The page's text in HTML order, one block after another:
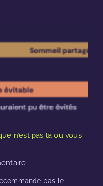
n’est pas là où vous
pas le